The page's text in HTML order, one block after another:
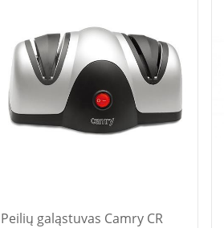
Peilių galąstuvas Camry CR